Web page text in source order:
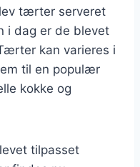
tærter serveret
i dag er de blevet
kan varieres i
til en populær
kokke og
tilpasset